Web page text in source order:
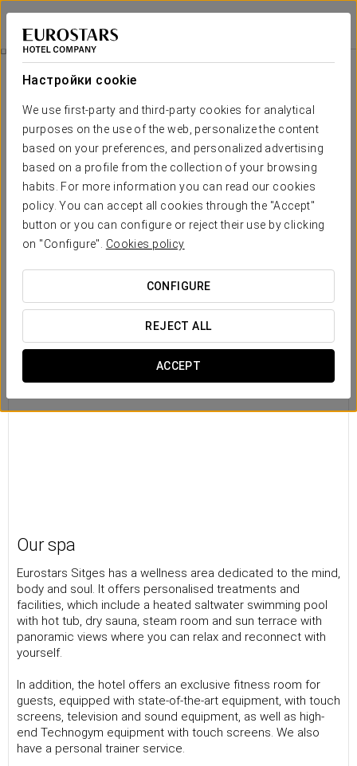
Настройки cookie
We use first-party and third-party cookies for analytical
purposes on the use of the web, personalize the content
based on your preferences, and personalized advertising
based on a profile from the collection of your browsing
habits. For more information you can read our cookies
policy. You can accept all cookies through the "Accept"
button or you can configure or reject their use by clicking
on "Configure". Cookies policy
CONFIGURE
REJECT ALL
ACCEPT
Eurostars Sitges
БАРСЕЛОНА - СИДЖЕС
Spa
Откройте для себя оазис благополучия и расслабления,
созданный для заботы о вашем теле и гармонии разума.
Погрузитесь в наш эксклюзивный морской комплекс с
водами Средиземного моря и насладитесь полным
выбором процедур, направленных на тонизирование,
очищение и восстановление.
Our spa
Eurostars Sitges has a wellness area dedicated to the mind,
body and soul. It offers personalised treatments and
facilities, which include a heated saltwater swimming pool
with hot tub, dry sauna, steam room and sun terrace with
panoramic views where you can relax and reconnect with
yourself.
In addition, the hotel offers an exclusive fitness room for
guests, equipped with state-of-the-art equipment, with touch
screens, television and sound equipment, as well as high-
end Technogym equipment with touch screens. We also
have a personal trainer service.